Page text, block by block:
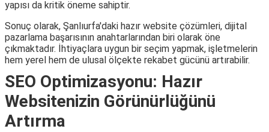
yapısı da kritik öneme sahiptir.
Sonuç olarak, Şanlıurfa'daki hazır website çözümleri, dijital
pazarlama başarısının anahtarlarından biri olarak öne
çıkmaktadır. İhtiyaçlara uygun bir seçim yapmak, işletmelerin
hem yerel hem de ulusal ölçekte rekabet gücünü artırabilir.
SEO Optimizasyonu: Hazır
Websitenizin Görünürlüğünü
Artırma